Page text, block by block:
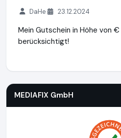
DaHe 23.12.2024
Mein Gutschein in Höhe von
berücksichtigt!
MEDIAFIX GmbH